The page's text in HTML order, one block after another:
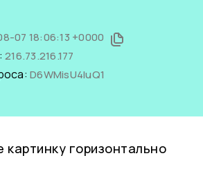
07 18:06:13 +0000
216.73.216.177
D6WMisU4IuQ1
картинку горизонтально